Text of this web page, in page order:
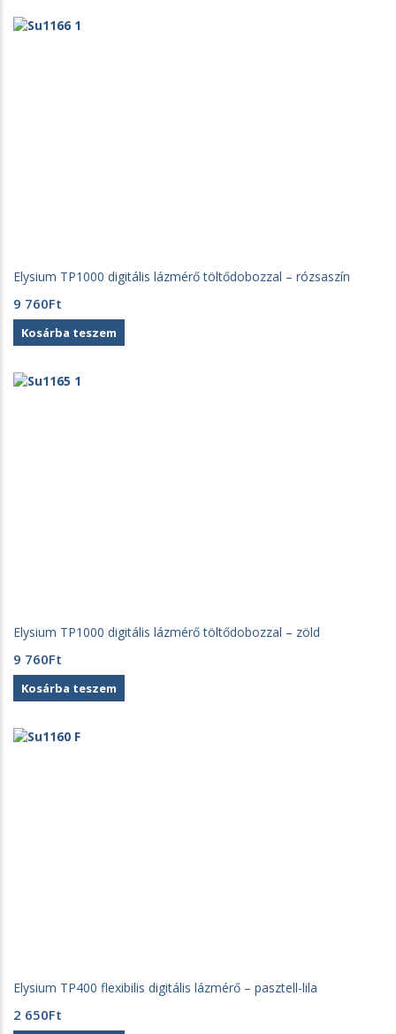
Elysium TP1000 digitális lázmérő töltődobozzal – rózsaszín
9 760Ft
Kosárba teszem
Elysium TP1000 digitális lázmérő töltődobozzal – zöld
9 760Ft
Kosárba teszem
Elysium TP400 flexibilis digitális lázmérő – pasztell-lila
2 650Ft